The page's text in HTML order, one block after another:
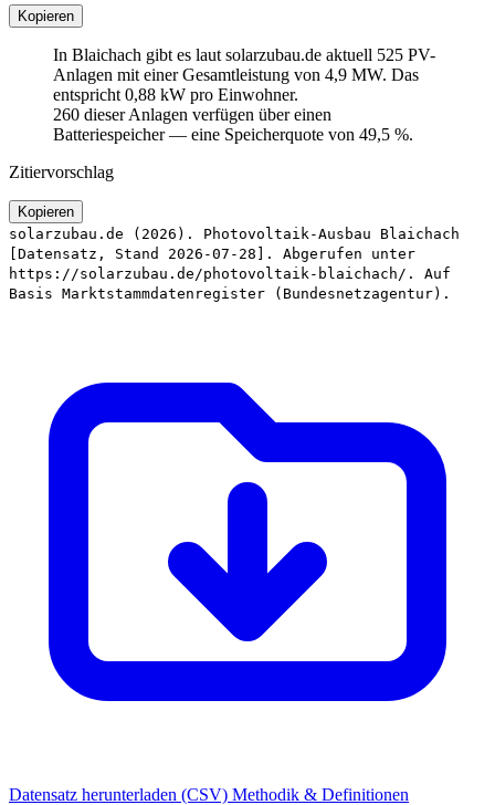
Kopieren
In Blaichach gibt es laut solarzubau.de aktuell 525 PV-
Anlagen mit einer Gesamtleistung von 4,9 MW. Das
entspricht 0,88 kW pro Einwohner.
260 dieser Anlagen verfügen über einen
Batteriespeicher — eine Speicherquote von 49,5 %.
Zitiervorschlag
Kopieren
solarzubau.de (2026). Photovoltaik-Ausbau Blaichach
[Datensatz, Stand 2026-07-28]. Abgerufen unter
https://solarzubau.de/photovoltaik-blaichach/. Auf
Basis Marktstammdatenregister (Bundesnetzagentur).
Datensatz herunterladen (CSV) Methodik & Definitionen